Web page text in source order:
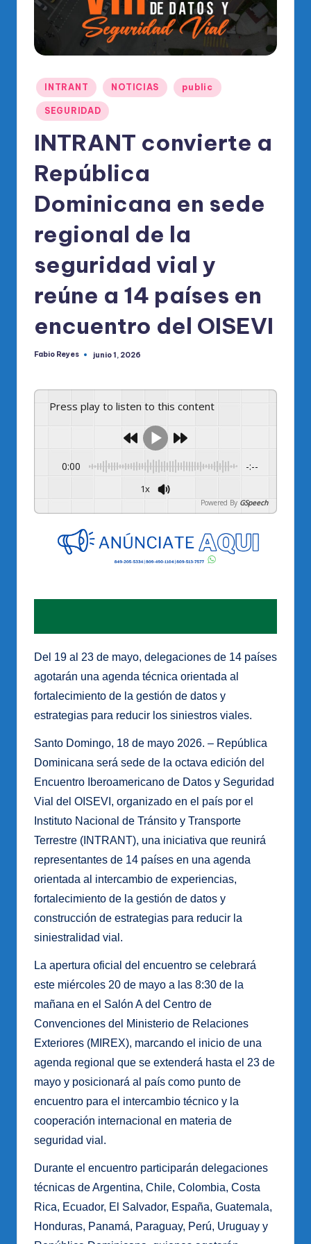
O
ci
al
el
M
Publicado
en
INTRANT NOTICIAS public
SEGURIDAD
INTRANT convierte a
República
Dominicana en sede
regional de la
seguridad vial y
reúne a 14 países en
encuentro del OISEVI
Publicado
Fabio Reyes junio 1, 2026
Press play to listen to this content
0:00 -:--
1x
Powered By GSpeech
Del 19 al 23 de mayo, delegaciones de 14 países
agotarán una agenda técnica orientada al
fortalecimiento de la gestión de datos y
estrategias para reducir los siniestros viales.
Santo Domingo, 18 de mayo 2026. – República
Dominicana será sede de la octava edición del
Encuentro Iberoamericano de Datos y Seguridad
Vial del OISEVI, organizado en el país por el
Instituto Nacional de Tránsito y Transporte
Terrestre (INTRANT), una iniciativa que reunirá
representantes de 14 países en una agenda
orientada al intercambio de experiencias,
fortalecimiento de la gestión de datos y
construcción de estrategias para reducir la
siniestralidad vial.
La apertura oficial del encuentro se celebrará
este miércoles 20 de mayo a las 8:30 de la
mañana en el Salón A del Centro de
Convenciones del Ministerio de Relaciones
Exteriores (MIREX), marcando el inicio de una
agenda regional que se extenderá hasta el 23 de
mayo y posicionará al país como punto de
encuentro para el intercambio técnico y la
cooperación internacional en materia de
seguridad vial.
Durante el encuentro participarán delegaciones
técnicas de Argentina, Chile, Colombia, Costa
Rica, Ecuador, El Salvador, España, Guatemala,
Honduras, Panamá, Paraguay, Perú, Uruguay y